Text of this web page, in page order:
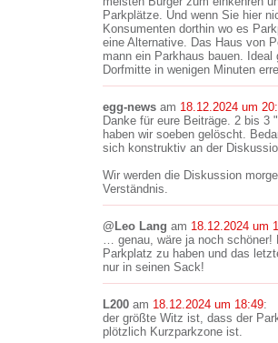
Parkplätze. Und wenn Sie hier
Konsumenten dorthin wo es
eine Alternative. Das Haus von
mann ein Parkhaus bauen.
Dorfmitte in wenigen Minuten
egg-news am 18.12.2024 um
Danke für eure Beiträge. 2 bis 3
haben wir soeben gelöscht.
sich konstruktiv an der
Wir werden die Diskussion
Verständnis.
@Leo Lang am 18.12.2024 um
… genau, wäre ja noch schöner!
Parkplatz zu haben und das
nur in seinen Sack!
L200 am 18.12.2024 um 18:49:
der größte Witz ist, dass der
plötzlich Kurzparkzone ist.